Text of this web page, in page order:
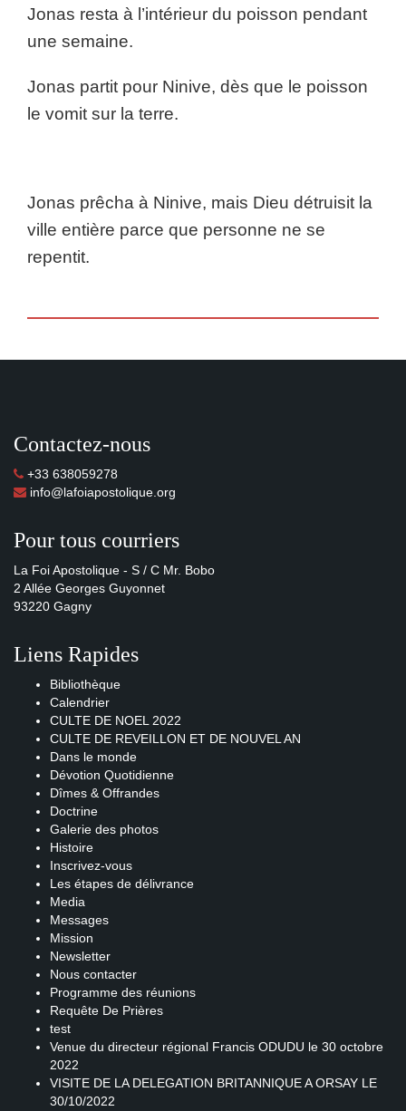
Jonas resta à l’intérieur du poisson pendant
une semaine.
Jonas partit pour Ninive, dès que le poisson
le vomit sur la terre.
Jonas prêcha à Ninive, mais Dieu détruisit la
ville entière parce que personne ne se
repentit.
Contactez-nous
+33 638059278
info@lafoiapostolique.org
Pour tous courriers
La Foi Apostolique - S / C Mr. Bobo
2 Allée Georges Guyonnet
93220 Gagny
Liens Rapides
Bibliothèque
Calendrier
CULTE DE NOEL 2022
CULTE DE REVEILLON ET DE NOUVEL AN
Dans le monde
Dévotion Quotidienne
Dîmes & Offrandes
Doctrine
Galerie des photos
Histoire
Inscrivez-vous
Les étapes de délivrance
Media
Messages
Mission
Newsletter
Nous contacter
Programme des réunions
Requête De Prières
test
Venue du directeur régional Francis ODUDU le 30 octobre
2022
VISITE DE LA DELEGATION BRITANNIQUE A ORSAY LE
30/10/2022